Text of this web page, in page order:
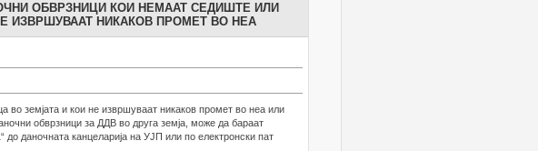
ОБВРЗНИЦИ КОИ НЕМААТ СЕДИШТЕ ИЛИ
ИЗВРШУВААТ НИКАКОВ ПРОМЕТ ВО НЕА
земјата и кои не извршуваат никаков промет во неа или
обврзници за ДДВ во друга земја, може да бараат
даночната канцеларија на УЈП или по електронски пат